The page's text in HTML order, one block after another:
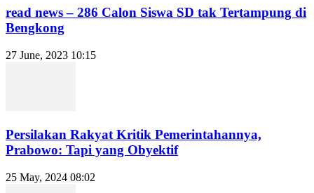
read news – 286 Calon Siswa SD tak Tertampung di
Bengkong
27 June, 2023 10:15
Persilakan Rakyat Kritik Pemerintahannya,
Prabowo: Tapi yang Obyektif
25 May, 2024 08:02